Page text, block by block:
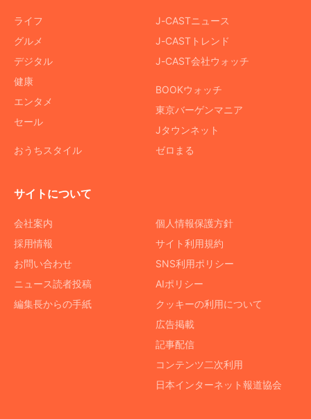
ライフ
グルメ
デジタル
健康
エンタメ
セール
おうちスタイル
J-CASTニュース
J-CASTトレンド
J-CAST会社ウォッチ
BOOKウォッチ
東京バーゲンマニア
Jタウンネット
ゼロまる
サイトについて
会社案内
採用情報
お問い合わせ
ニュース読者投稿
編集長からの手紙
個人情報保護方針
サイト利用規約
SNS利用ポリシー
AIポリシー
クッキーの利用について
広告掲載
記事配信
コンテンツ二次利用
日本インターネット報道協会